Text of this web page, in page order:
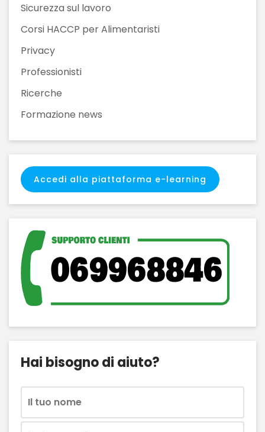
Sicurezza sul lavoro
Corsi HACCP per Alimentaristi
Privacy
Professionisti
Ricerche
Formazione news
Accedi alla piattaforma e-learning
Hai bisogno di aiuto?